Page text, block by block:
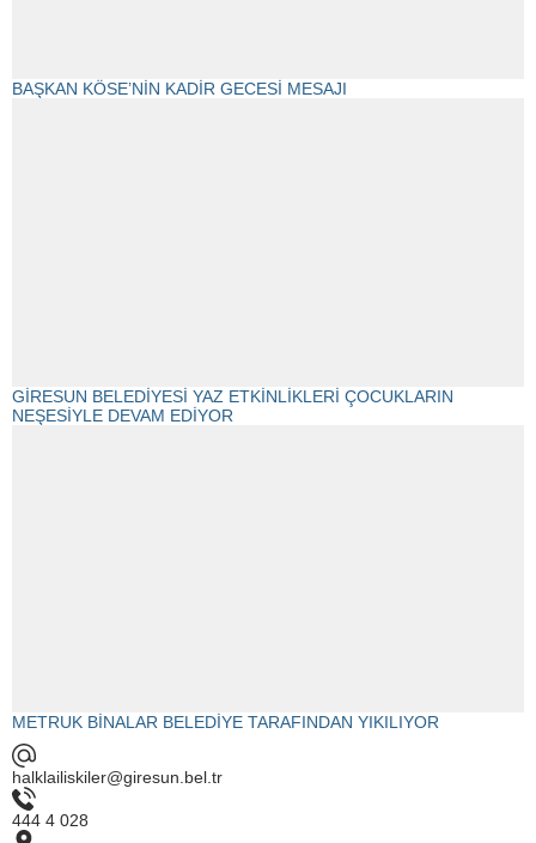
BAŞKAN KÖSE’NİN KADİR GECESİ MESAJI
GİRESUN BELEDİYESİ YAZ ETKİNLİKLERİ ÇOCUKLARIN
NEŞESİYLE DEVAM EDİYOR
METRUK BİNALAR BELEDİYE TARAFINDAN YIKILIYOR
halklailiskiler@giresun.bel.tr
444 4 028